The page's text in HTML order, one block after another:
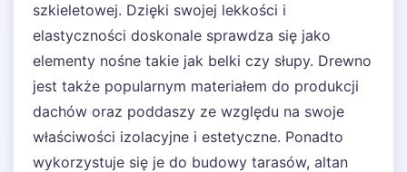
szkieletowej. Dzięki swojej lekkości i
elastyczności doskonale sprawdza się jako
elementy nośne takie jak belki czy słupy. Drewno
jest także popularnym materiałem do produkcji
dachów oraz poddaszy ze względu na swoje
właściwości izolacyjne i estetyczne. Ponadto
wykorzystuje się je do budowy tarasów, altan